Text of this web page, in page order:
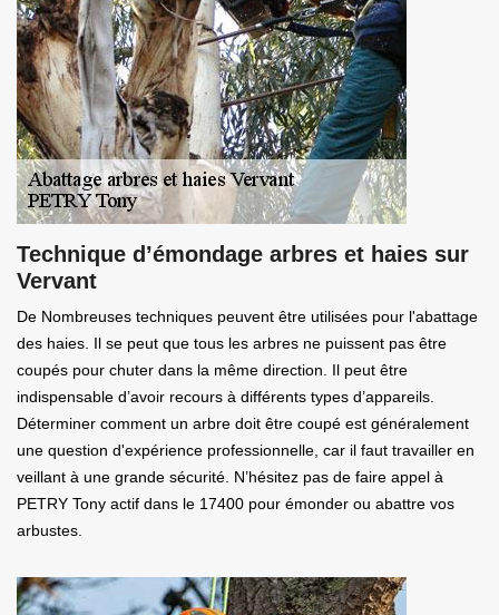
Technique d’émondage arbres et haies sur
Vervant
De Nombreuses techniques peuvent être utilisées pour l'abattage
des haies. Il se peut que tous les arbres ne puissent pas être
coupés pour chuter dans la même direction. Il peut être
indispensable d’avoir recours à différents types d’appareils.
Déterminer comment un arbre doit être coupé est généralement
une question d'expérience professionnelle, car il faut travailler en
veillant à une grande sécurité. N’hésitez pas de faire appel à
PETRY Tony actif dans le 17400 pour émonder ou abattre vos
arbustes.